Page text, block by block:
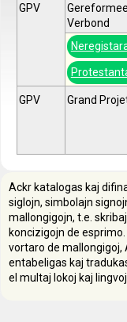
GPV
Verbond
GPV Grand
Ackr katalogas kaj
siglojn, simbolajn
mallongigojn, t.e.
koncizigojn de
vortaro de mallongigoj,
entabeligas kaj
el multaj lokoj kaj lingvoj.